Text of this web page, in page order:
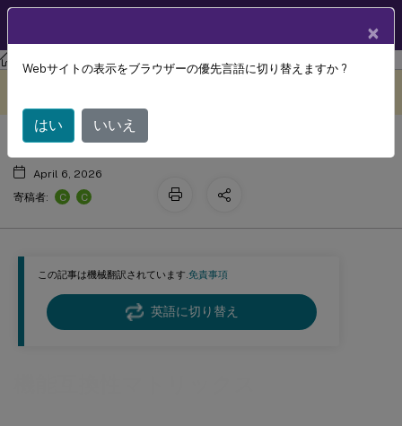
Citrix Virtual Apps and Desktops7 2511 Director
この記事は機械翻訳されています.免責事項
英語に切り替え
機能互換性マトリックス
April 6, 2026
寄稿者:
C C
×
Webサイトの表示をブラウザーの優先言語に切り替えますか ?
はい いいえ